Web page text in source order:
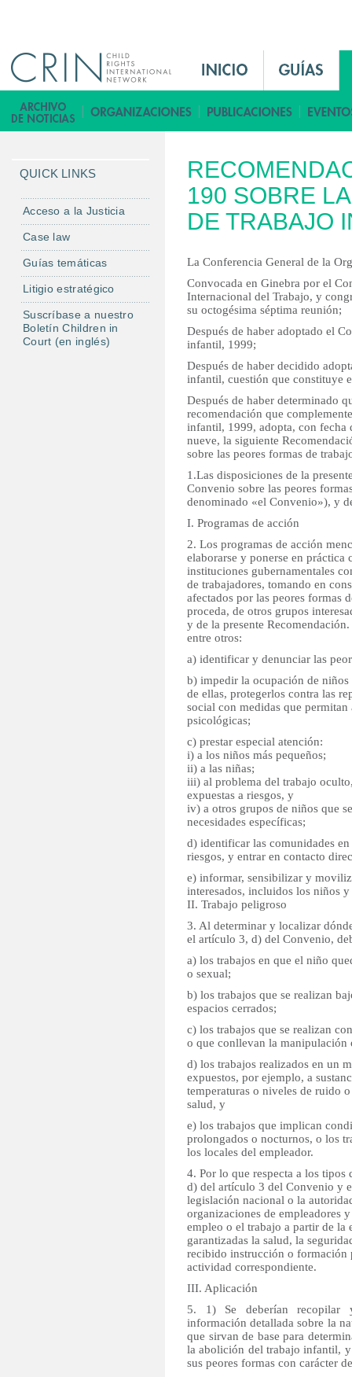
i
n
e
n
u
E
B
i
190 SOBRE
DE TRABAJO
La Conferencia General de la
Convocada en Ginebra por el
Internacional del Trabajo, y
su octogésima séptima reunión;
Después de haber adoptado el
infantil, 1999;
Después de haber decidido
infantil, cuestión que constituye
Después de haber determinado
recomendación que
infantil, 1999, adopta, con fecha
nueve, la siguiente
sobre las peores formas de
1.Las disposiciones de la
Convenio sobre las peores
denominado «el Convenio»), y
I. Programas de acción
2. Los programas de acción
elaborarse y ponerse en práctica
instituciones gubernamentales
de trabajadores, tomando en
afectados por las peores formas
proceda, de otros grupos
y de la presente
entre otros:
a) identificar y denunciar las
b) impedir la ocupación de
de ellas, protegerlos contra las
social con medidas que permitan
psicológicas;
c) prestar especial atención:
i) a los niños más pequeños;
ii) a las niñas;
iii) al problema del trabajo
expuestas a riesgos, y
iv) a otros grupos de niños que
necesidades específicas;
d) identificar las comunidades
riesgos, y entrar en contacto
e) informar, sensibilizar y
interesados, incluidos los niños
II. Trabajo peligroso
3. Al determinar y localizar
el artículo 3, d) del Convenio,
a) los trabajos en que el niño
o sexual;
b) los trabajos que se realizan
espacios cerrados;
c) los trabajos que se realizan
o que conllevan la manipulación
d) los trabajos realizados en un
expuestos, por ejemplo, a
temperaturas o niveles de ruido
salud, y
e) los trabajos que implican
prolongados o nocturnos, o los
los locales del empleador.
4. Por lo que respecta a los tipos
d) del artículo 3 del Convenio y
legislación nacional o la
organizaciones de empleadores
empleo o el trabajo a partir de la
garantizadas la salud, la
recibido instrucción o formación
actividad correspondiente.
III. Aplicación
5. 1) Se deberían recopilar
información detallada sobre la
que sirvan de base para
la abolición del trabajo infantil,
sus peores formas con carácter
QUICK LINKS
Acceso a la Justicia
Case law
Guías temáticas
Litigio estratégico
Suscríbase a nuestro
Boletín Children in
Court (en inglés)